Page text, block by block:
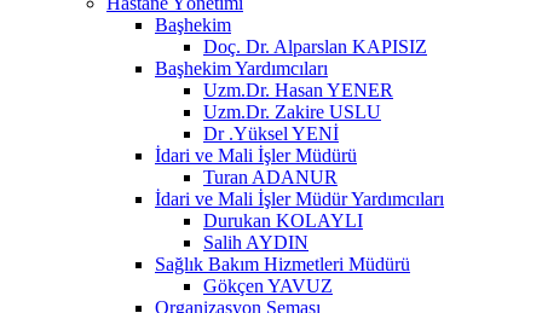
Başhekim
Doç. Dr. Alparslan KAPISIZ
Başhekim Yardımcıları
Uzm.Dr. Hasan YENER
Uzm.Dr. Zakire USLU
Dr .Yüksel YENİ
İdari ve Mali İşler Müdürü
Turan ADANUR
İdari ve Mali İşler Müdür Yardımcıları
Durukan KOLAYLI
Salih AYDIN
Sağlık Bakım Hizmetleri Müdürü
Gökçen YAVUZ
Organizasyon Şeması